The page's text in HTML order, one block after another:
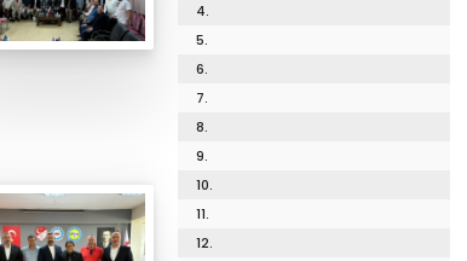
4.
5.
6.
7.
8.
9.
10.
11.
12.